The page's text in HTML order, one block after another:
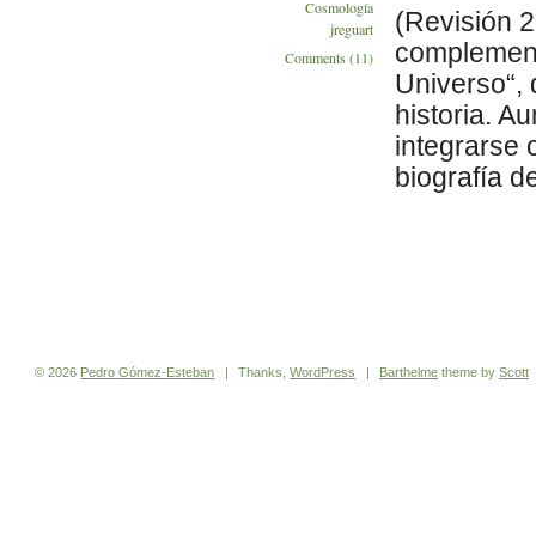
(Revisión
Universo“,
historia.
integrarse
biografía
Cosmología
jreguart
Comments (11)
© 2026 Pedro Gómez-Esteban | Thanks,WordPress | Barthelmetheme by Scott